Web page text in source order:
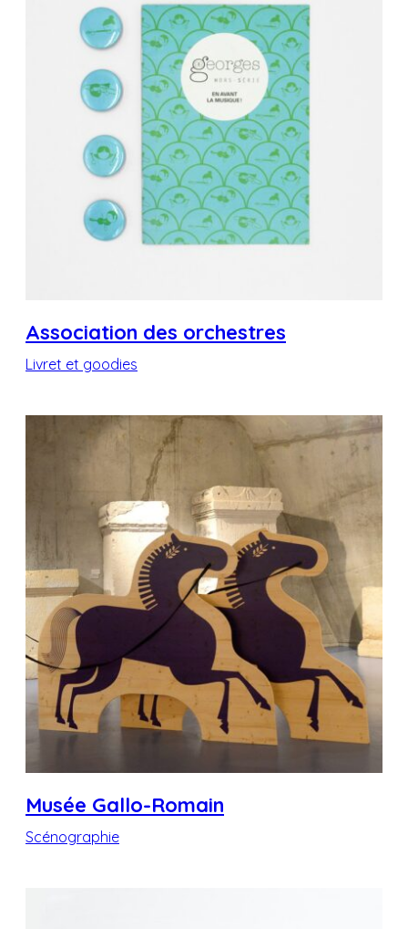
Association des orchestres
Livret et goodies
Musée Gallo-Romain
Scénographie